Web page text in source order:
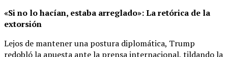
«Si no lo hacían, estaba arreglado»: La retórica de la
extorsión
Lejos de mantener una postura diplomática, Trump
redobló la apuesta ante la prensa internacional, tildando la